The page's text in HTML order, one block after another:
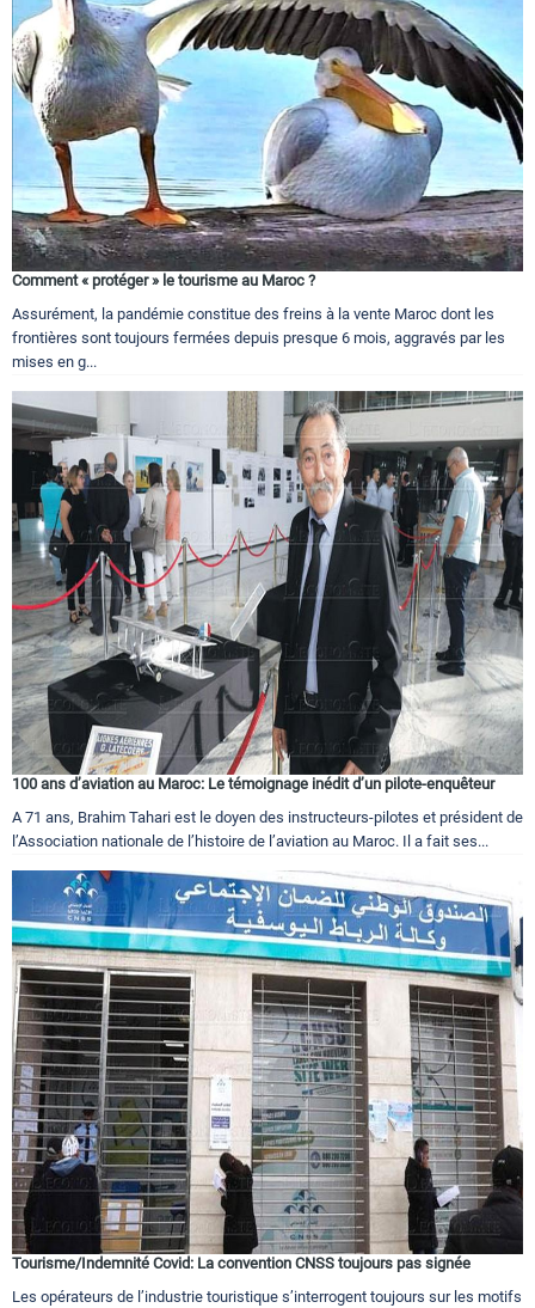
Tourisme
Régions
Hotels
Evenements
Contact
Comment « protéger » le tourisme au Maroc ?
Assurément, la pandémie constitue des freins à la vente Maroc dont les
frontières sont toujours fermées depuis presque 6 mois, aggravés par les
mises en g...
100 ans d’aviation au Maroc: Le témoignage inédit d’un pilote-enquêteur
A 71 ans, Brahim Tahari est le doyen des instructeurs-pilotes et président de
l’Association nationale de l’histoire de l’aviation au Maroc. Il a fait ses...
Tourisme/Indemnité Covid: La convention CNSS toujours pas signée
Les opérateurs de l’industrie touristique s’interrogent toujours sur les motifs